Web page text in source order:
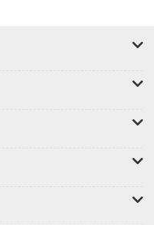
是這段故事重要的
簡單，文字詼諧又帶
，竟還有如此痴情的